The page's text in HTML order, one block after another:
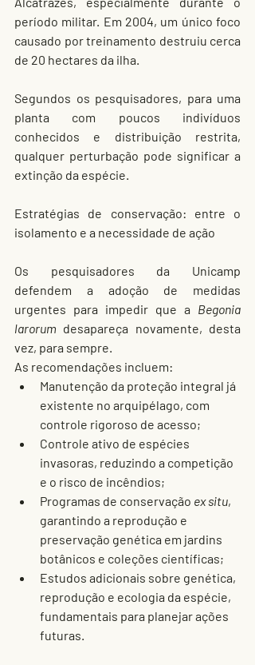
período militar. Em 2004, um único foco
causado por treinamento destruiu cerca
de 20 hectares da ilha.
Segundos os pesquisadores, para uma
planta com poucos indivíduos
conhecidos e distribuição restrita,
qualquer perturbação pode significar a
extinção da espécie.
Estratégias de conservação: entre o
isolamento e a necessidade de ação
Os pesquisadores da Unicamp
defendem a adoção de medidas
urgentes para impedir que a Begonia
larorum desapareça novamente, desta
vez, para sempre.
As recomendações incluem:
Manutenção da proteção integral já
existente no arquipélago, com
controle rigoroso de acesso;
Controle ativo de espécies
invasoras, reduzindo a competição
e o risco de incêndios;
Programas de conservação ex situ,
garantindo a reprodução e
preservação genética em jardins
botânicos e coleções científicas;
Estudos adicionais sobre genética,
reprodução e ecologia da espécie,
fundamentais para planejar ações
futuras.